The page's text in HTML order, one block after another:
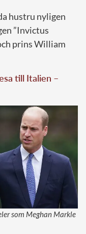
hustru nyligen
”Invictus
prins William
till Italien –
som Meghan Markle